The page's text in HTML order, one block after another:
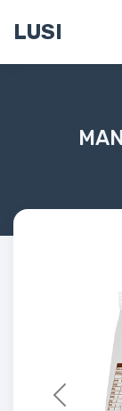
LUSI
Previous